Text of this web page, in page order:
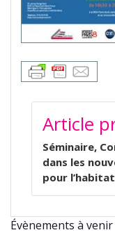
DE
L’ARTICLE
Article
Séminaire,
dans les
pour l’habitat
Évènements à venir